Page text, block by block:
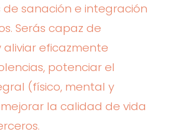
sanación e integración
Serás capaz de
eficazmente
potenciar el
(físico, mental y
la calidad de vida